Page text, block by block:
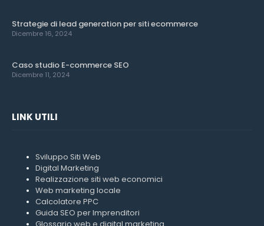
Strategie di lead generation per siti ecommerce
Dicembre 16, 2024
Caso studio E-commerce SEO
Dicembre 11, 2024
LINK UTILI
Sviluppo Siti Web
Digital Marketing
Realizzazione siti web economici
Web marketing locale
Calcolatore PPC
Guida SEO per Imprenditori